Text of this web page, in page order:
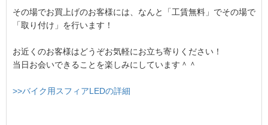
その場でお買上げのお客様には、なんと「工賃無料」でその場で
「取り付け」を行います！
お近くのお客様はどうぞお気軽にお立ち寄りください！
当日お会いできることを楽しみにしています＾＾
>>バイク用スフィアLEDの詳細